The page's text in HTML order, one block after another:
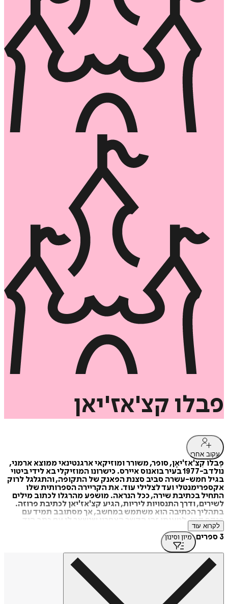
פבלו קצ'אז'יאן
עקוב אחרי
פַּבלוֹ קְצ'אז'יאָן, סופר, משורר ומוזיקאי ארגנטינאי ממוצא ארמני,
נולד ב-1977 בעיר בואנוס איירס. כישרונו המוזיקלי בא לידי ביטוי
בגיל חמש-עשרה סביב סצנת הפאנק של התקופה, והתגלגל לרוק
אקספרימנטלי ועד לצלילי עוּד. את הקריירה הספרותית שלו
התחיל בכתיבת שירה, ככל הנראה. מושפע מהרגלו לכתוב מילים
לשירים, ודרך התנסויות ליריות, הגיע קצ'אז'יאן לכתיבת פרוזה.
בתהליך הכתיבה הוא משתמש במחשב, אך מסתובב תמיד עם
פנקס קטן. לטענתו זהו הקשר האחרון שנשאר לו עם כתב היד,
אחרת לא היתה לו הזדמנות להשתמש בעט. אף שבפנקס הוא
כותב לרוב רעיונות קצרים או בדיחות, הוא חולם לכתוב יום אחד
ספר שלם בכתב יד.
את קצ'אז'יאן קל לזהות בשל שפמו השחור, הגדול והמסולסל:
אקסצנטרי כמעט כמו יצירתו הספרותית. הוא פרסם שתי גרסאות
אישיות ליצירות מופת לאומיות: El Martín Fierro ordenado
alfabéticamente (2007), שבה סידר את פסוקיו של הרננדז לפי
מילים וכמה תמונות. התרגיל הספרותי הזה ראה אור בהוצאה
לקרוא עוד
3 ספרים מיון וסינון